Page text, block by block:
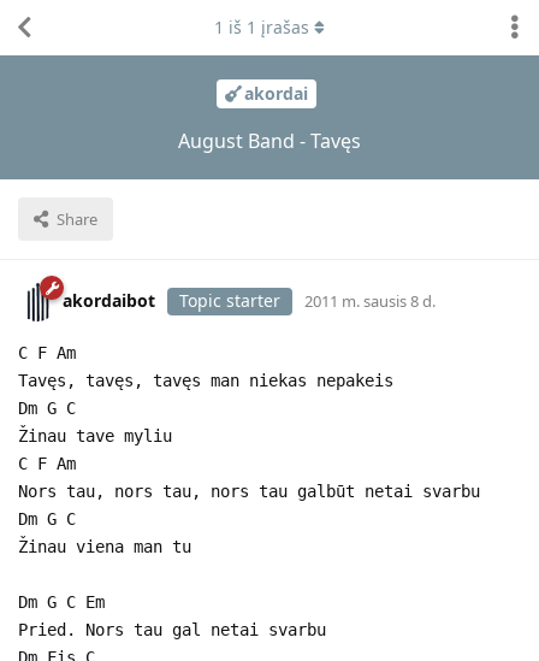
akordai
August Band - Tavęs
Share
1 iš 1 įrašas
akordaibot Topic starter 2011 m. sausis 8 d.
C F Am
Tavęs, tavęs, tavęs man niekas nepakeis
Dm G C
Žinau tave myliu
C F Am
Nors tau, nors tau, nors tau galbūt netai svarbu
Dm G C
Žinau viena man tu
Dm G C Em
Pried. Nors tau gal netai svarbu
Dm Fis C